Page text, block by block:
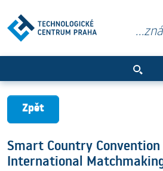
Zpět
Smart Country
International